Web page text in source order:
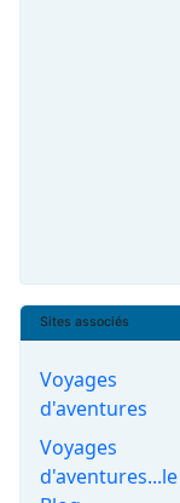
Sites associés
Voyages
d'aventures
Voyages
d'aventures...le